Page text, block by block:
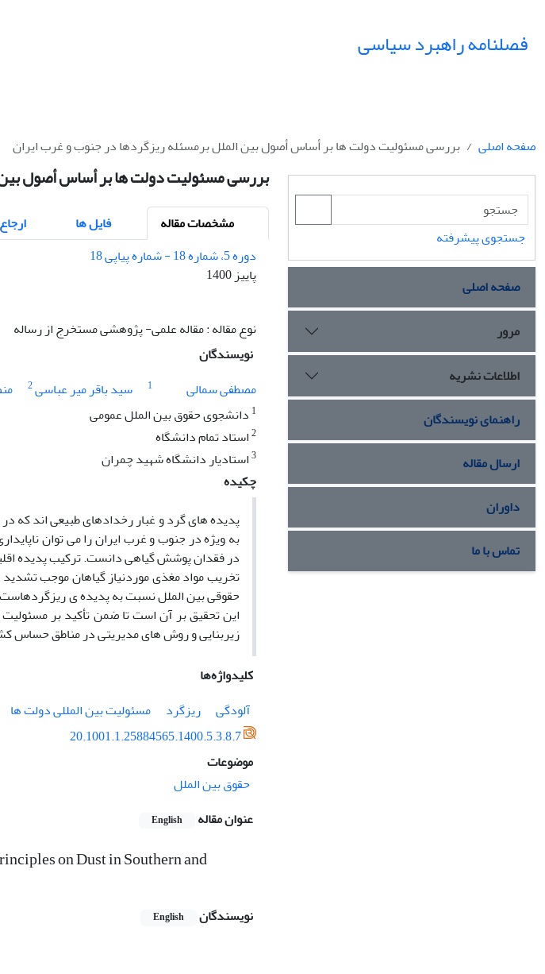
فصلنامه راهبرد سیاسی
صفحه اصلی بررسی مسئولیت دولت ها بر أساس أصول بین الملل برمسئله ریزگردها در جنوب و غرب ایران
بررسی مسئولیت دولت ها بر أساس أصول
مشخصات مقاله فایل ها
دوره 5، شماره 18 - شماره پیاپی 18
پاییز 1400
نوع مقاله : مقاله علمی- پژوهشی مستخرج از رساله
نویسندگان
مصطفی سمالی
1 سید باقر میر عباسی2
1 دانشجوی حقوق بین الملل عمومی
2استاد تمام دانشگاه
3استادیار دانشگاه شهید چمران
چکیده
پدیده های گرد و غبار رخدادهای طبیعی اند
به ویژه در جنوب و غرب ایران را می توان
در فقدان پوشش گیاهی دانست. ترکیب پدیده
تخریب مواد مغذی موردنیاز گیاهان موجب
حقوقی بین الملل نسبت به پدیده ی
این تحقیق بر آن است تا ضمن تأکید بر
زیربنایی و روش های مدیریتی در مناطق حساس
کلیدواژه‌ها
آلودگی
ریزگرد مسئولیت بین المللی دولت ها
20.1001.1.25884565.1400.5.3.8.7
موضوعات
حقوق بین الملل
عنوان مقاله
English
on Dust in Southern and
نویسندگان English
جستجوی پیشرفته
صفحه اصلی
مرور
اطلاعات نشریه
راهنمای نویسندگان
ارسال مقاله
داوران
تماس با ما